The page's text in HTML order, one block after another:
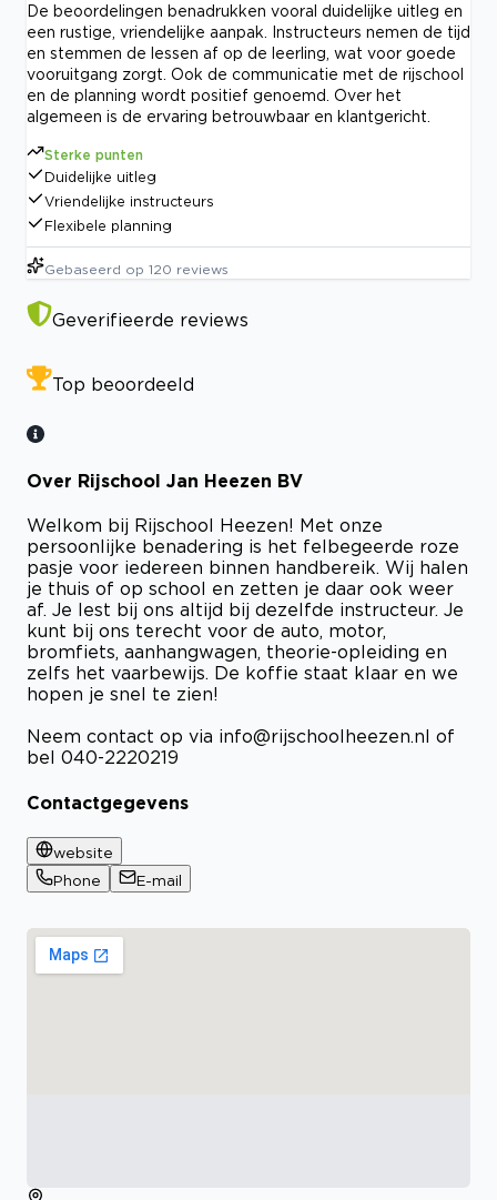
De beoordelingen benadrukken vooral duidelijke uitleg en
een rustige, vriendelijke aanpak. Instructeurs nemen de tijd
en stemmen de lessen af op de leerling, wat voor goede
vooruitgang zorgt. Ook de communicatie met de rijschool
en de planning wordt positief genoemd. Over het
algemeen is de ervaring betrouwbaar en klantgericht.
Sterke punten
Duidelijke uitleg
Vriendelijke instructeurs
Flexibele planning
Gebaseerd op 120 reviews
Geverifieerde reviews
Top beoordeeld
Over Rijschool Jan Heezen BV
Welkom bij Rijschool Heezen! Met onze
persoonlijke benadering is het felbegeerde roze
pasje voor iedereen binnen handbereik. Wij halen
je thuis of op school en zetten je daar ook weer
af. Je lest bij ons altijd bij dezelfde instructeur. Je
kunt bij ons terecht voor de auto, motor,
bromfiets, aanhangwagen, theorie-opleiding en
zelfs het vaarbewijs. De koffie staat klaar en we
hopen je snel te zien!
Neem contact op via info@rijschoolheezen.nl of
bel 040-2220219
Contactgegevens
website
Phone
E-mail